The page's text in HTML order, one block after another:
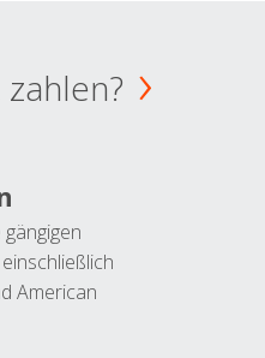
American